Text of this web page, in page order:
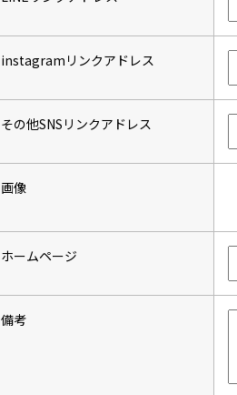
instagramリンクアドレス
その他SNSリンクアドレス
画像
ホームページ
備考